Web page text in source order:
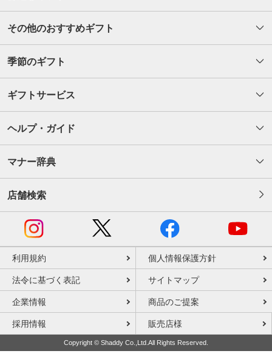
その他のおすすめギフト
季節のギフト
ギフトサービス
ヘルプ・ガイド
マナー辞典
店舗検索
利用規約 個人情報保護方針
法令に基づく表記 サイトマップ
企業情報 商品のご提案
採用情報 販売店様
Copyright © Shaddy Co.,Ltd.All Rights Reserved.